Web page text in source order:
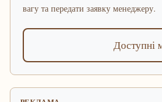
вагу та передати заявку менеджеру.
Доступні